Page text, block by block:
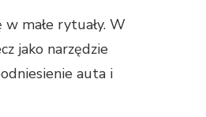
małe rytuały. W
jako narzędzie
auta i